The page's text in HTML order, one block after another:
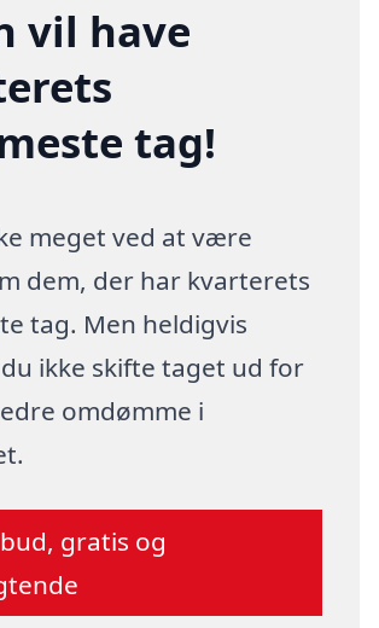
vil have
tag!
meget ved at være
dem, der har kvarterets
tag. Men heldigvis
ikke skifte taget ud for
omdømme i
gratis og